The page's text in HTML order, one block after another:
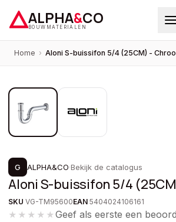
ALPHA&CO
BOUWMATERIALEN
Home › Aloni S-buissifon 5/4 (25CM) -
PROMOTIE
G ALPHA&CO·Bekijk de catalogus
Aloni S-buissifon 5/4
SKU VG-TM95600EAN 5404024106161
★★★★★Geef als eerste een